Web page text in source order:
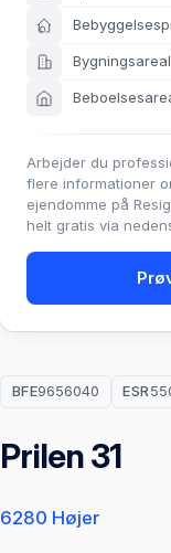
BFE9656040 ESR
Prilen 31
6280 Højer
Bygningsareal
Arbejder du
flere informationer
ejendomme på
helt gratis via